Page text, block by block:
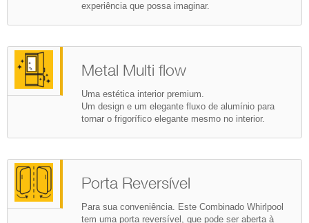
experiência que possa imaginar.
Metal Multi flow
Uma estética interior premium.
Um design e um elegante fluxo de alumínio para
tornar o frigorífico elegante mesmo no interior.
Porta Reversível
Para sua conveniência. Este Combinado Whirlpool
tem uma porta reversível, que pode ser aberta à